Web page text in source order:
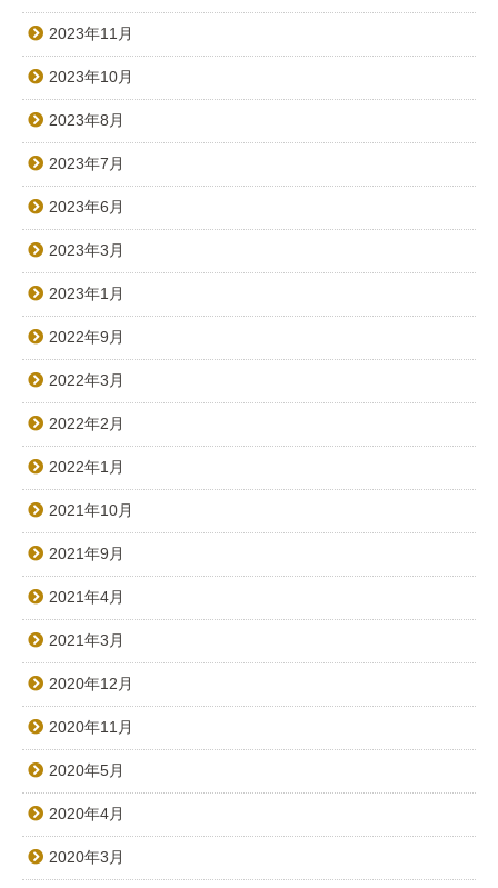
2023年11月
2023年10月
2023年8月
2023年7月
2023年6月
2023年3月
2023年1月
2022年9月
2022年3月
2022年2月
2022年1月
2021年10月
2021年9月
2021年4月
2021年3月
2020年12月
2020年11月
2020年5月
2020年4月
2020年3月